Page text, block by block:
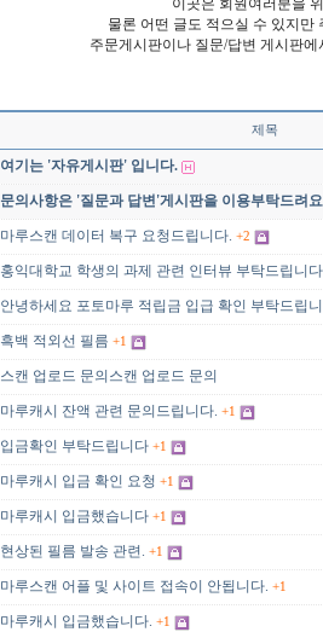
이곳은 회원여러분을
물론 어떤 글도 적으실 수 있지만
주문게시판이나 질문/답변 게시판
제목
여기는 '자유게시판' 입니다.
문의사항은 '질문과 답변'게시판을 이용부탁드려
마루스캔 데이터 복구 요청드립니다. +2
홍익대학교 학생의 과제 관련 인터뷰 부탁드립니다
안녕하세요 포토마루 적립금 입급 확인 부탁드립
흑백 적외선 필름 +1
스캔 업로드 문의스캔 업로드 문의
마루캐시 잔액 관련 문의드립니다. +1
입금확인 부탁드립니다 +1
마루캐시 입금 확인 요청 +1
마루캐시 입금했습니다 +1
현상된 필름 발송 관련. +1
마루스캔 어플 및 사이트 접속이 안됩니다. +1
마루캐시 입금했습니다. +1